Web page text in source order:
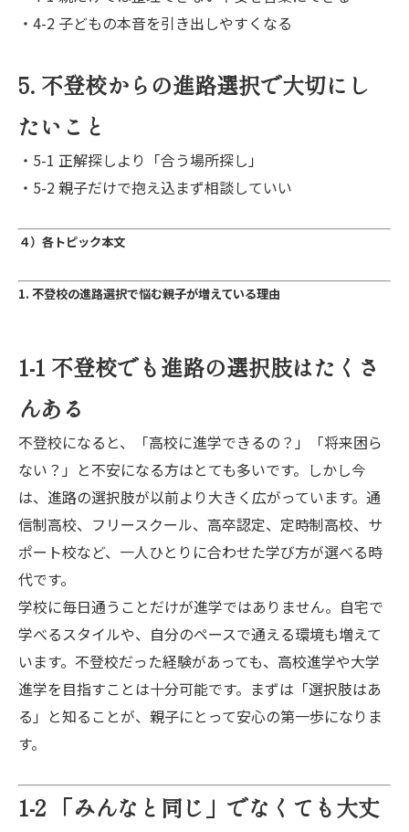
・4-2 子どもの本音を引き出しやすくなる
5. 不登校からの進路選択で大切にし
たいこと
・5-1 正解探しより「合う場所探し」
・5-2 親子だけで抱え込まず相談していい
４）各トピック本文
1. 不登校の進路選択で悩む親子が増えている理由
1-1 不登校でも進路の選択肢はたくさ
んある
不登校になると、「高校に進学できるの？」「将来困ら
ない？」と不安になる方はとても多いです。しかし今
は、進路の選択肢が以前より大きく広がっています。通
信制高校、フリースクール、高卒認定、定時制高校、サ
ポート校など、一人ひとりに合わせた学び方が選べる時
代です。
学校に毎日通うことだけが進学ではありません。自宅で
学べるスタイルや、自分のペースで通える環境も増えて
います。不登校だった経験があっても、高校進学や大学
進学を目指すことは十分可能です。まずは「選択肢はあ
る」と知ることが、親子にとって安心の第一歩になりま
す。
1-2 「みんなと同じ」でなくても大丈